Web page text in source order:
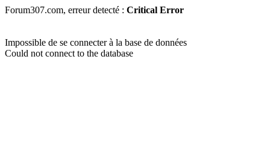
Forum307.com, erreur detecté : Critical Error
Impossible de se connecter à la base de données
Could not connect to the database